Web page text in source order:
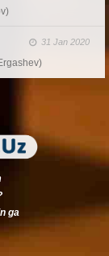
31 Jan 2020
ga